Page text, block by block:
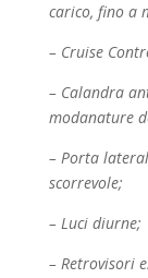
carico, fino a
– Cruise
– Calandra
modanature
– Porta
scorrevole;
– Luci diurne;
– Retrovisori